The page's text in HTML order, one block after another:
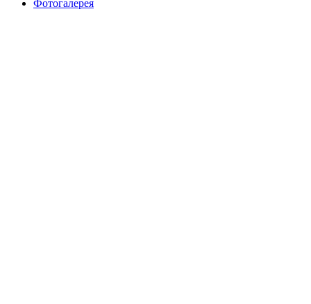
Фотогалерея